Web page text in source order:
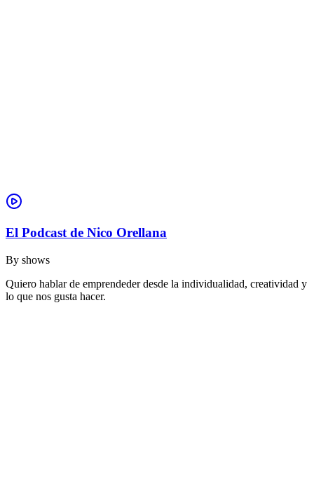
El Podcast de Nico Orellana
By shows
Quiero hablar de emprendeder desde la individualidad, creatividad y
lo que nos gusta hacer.